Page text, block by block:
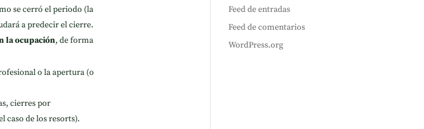
se cerró el periodo (la
a predecir el cierre.
la ocupación, de forma
o la apertura (o
cierres por
caso de los resorts).
Feed de entradas
Feed de comentarios
WordPress.org